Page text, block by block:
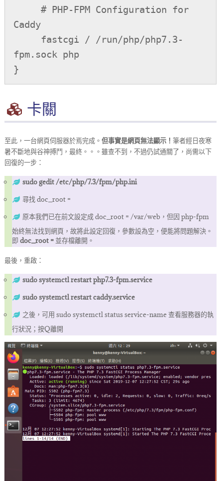
     # PHP-FPM Configuration for
Caddy
fpm.sock php
}
卡關
至此，一台網頁伺服器於焉完成。 但事實是網頁無法顯示！ 筆者經日夜寒
暑不斷地與谷神搏鬥，最終。。。雖查不到，不過仍試通關了，尚需以下
回復的一步：
sudo gedit /etc/php/7.3/fpm/php.ini
尋找 doc_root =
原本我們已在前文設定成 doc_root = /var/web，但因 php-fpm
始終無法找到網頁，故將此設定回復，參數設為空，便能將問題解決。
即 doc_root =並存檔離開。
最後，重啟：
sudo systemctl restart php7.3-fpm.service
sudo systemctl restart caddy.service
之後，可用 sudo systemctl status service-name 查看服務器的執
行狀況；按Q離開